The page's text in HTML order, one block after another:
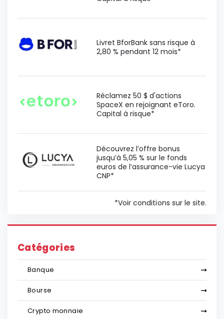
Livret BforBank sans risque à
2,80 % pendant 12 mois*
Réclamez 50 $ d'actions
SpaceX en rejoignant eToro.
Capital à risque*
Découvrez l’offre bonus
jusqu’à 5,05 % sur le fonds
euros de l’assurance-vie Lucya
CNP*
*Voir conditions sur le site.
Catégories
Banque
Bourse
Crypto monnaie